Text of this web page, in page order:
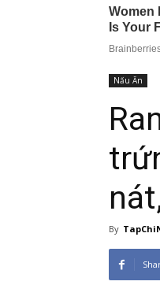
Nấu Ăn
By